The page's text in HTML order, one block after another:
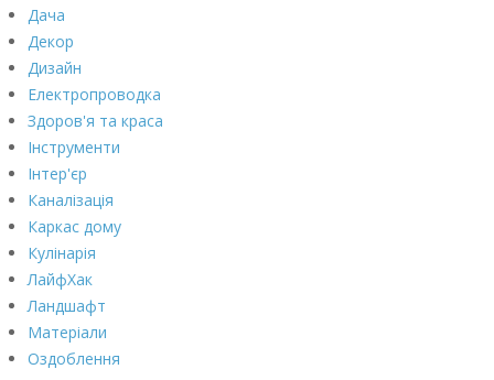
Дача
Декор
Дизайн
Електропроводка
Здоров'я та краса
Інструменти
Інтер'єр
Каналізація
Каркас дому
Кулінарія
ЛайфХак
Ландшафт
Матеріали
Оздоблення